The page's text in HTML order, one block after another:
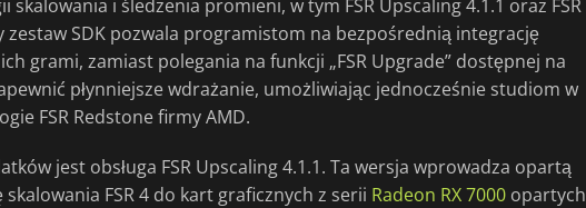
i śledzenia promieni, w tym FSR Upscaling 4.1.1 oraz FSR
zestaw SDK pozwala programistom na bezpośrednią integrację
grami, zamiast polegania na funkcji „FSR Upgrade” dostępnej na
płynniejsze wdrażanie, umożliwiając jednocześnie studiom w
FSR Redstone firmy AMD.
jest obsługa FSR Upscaling 4.1.1. Ta wersja wprowadza opartą
FSR 4 do kart graficznych z serii Radeon RX 7000 opartych